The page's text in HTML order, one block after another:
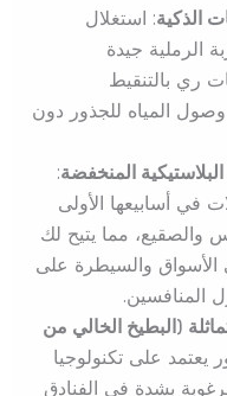
الذكية: استغلال
الرملية جيدة
ري بالتنقيط
المياه للجذور دون
المنخفضة:
في أسابيعها الأولى
والصقيع، مما يتيح لك
والسيطرة على
المنافسين.
(البطيخ الخالي من
على تكنولوجيا
بشدة في الفنادق